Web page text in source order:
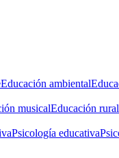
Educación ambiental
musicalEducación rural
Psicología educativa